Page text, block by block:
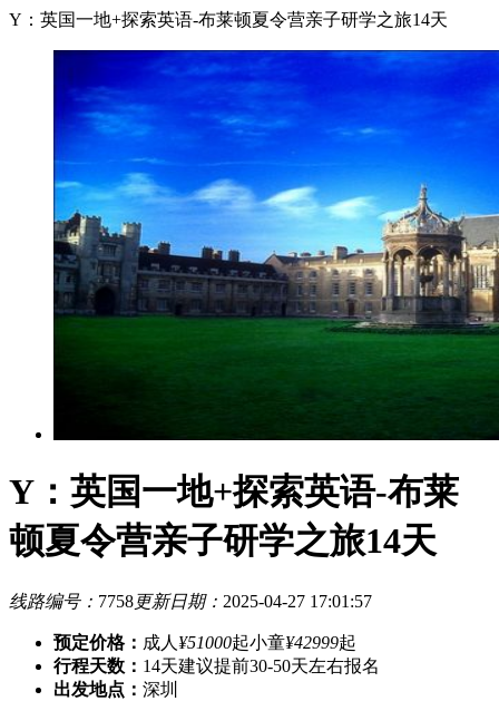
Y：英国一地+探索英语-布莱顿夏令营亲子研学之旅14天
Y：英国一地+探索英语-布莱
顿夏令营亲子研学之旅14天
线路编号： 7758更新日期： 2025-04-27 17:01:57
预定价格： 成人 ¥51000起小童¥42999起
行程天数： 14天建议提前30-50天左右报名
出发地点： 深圳